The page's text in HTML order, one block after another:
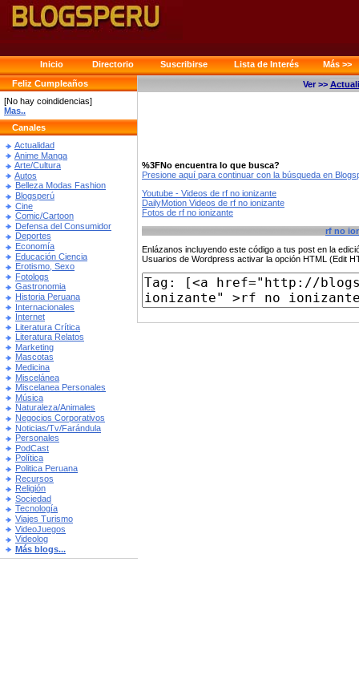
Inicio Directorio Suscribirse Lista de Interés
Más >>
Feliz Cumpleaños
[No hay coindidencias]
Mas..
Canales
Actualidad
Anime Manga
Arte/Cultura
Autos
Belleza Modas Fashion
Blogsperú
Cine
Comic/Cartoon
Defensa del Consumidor
Deportes
Economía
Educación Ciencia
Erotismo, Sexo
Fotologs
Gastronomia
Historia Peruana
Internacionales
Internet
Literatura Crítica
Literatura Relatos
Marketing
Mascotas
Medicina
Miscelánea
Miscelanea Personales
Música
Naturaleza/Animales
Negocios Corporativos
Noticias/Tv/Farándula
Personales
PodCast
Política
Politica Peruana
Recursos
Religión
Sociedad
Tecnología
Viajes Turismo
VideoJuegos
Videolog
Más blogs...
Ver >>
%3FNo encuentra lo que busca?
Presione aquí para continuar con la búsqueda en
Youtube - Videos de rf no ionizante
DailyMotion Videos de rf no ionizante
Fotos de rf no ionizante
rf no
Enlázanos incluyendo este código a tus post en la
Usuarios de Wordpress activar la opción HTML (Edit